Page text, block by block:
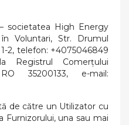
societatea High Energy
Voluntari, Str. Drumul
2, telefon: +4075046849
Registrul Comerțului
35200133, e-mail:
de către un Utilizator cu
Furnizorului, una sau mai